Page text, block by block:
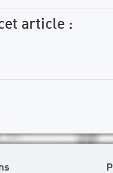
article :